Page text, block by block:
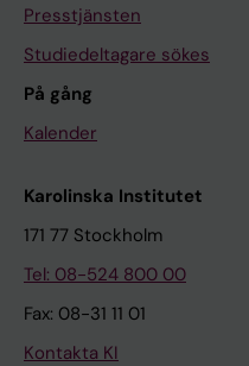
Presstjänsten
Studiedeltagare sökes
På gång
Kalender
Karolinska Institutet
171 77 Stockholm
Tel: 08-524 800 00
Fax: 08-31 11 01
Kontakta KI